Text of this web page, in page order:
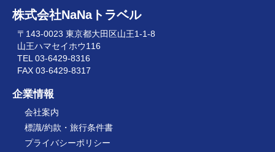
株式会社NaNaトラベル
〒143-0023 東京都大田区山王1-1-8
山王ハマセイホウ116
TEL 03-6429-8316
FAX 03-6429-8317
企業情報
会社案内
標識/約款・旅行条件書
プライバシーポリシー